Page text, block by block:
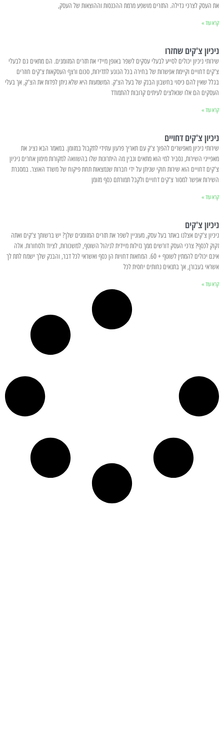
את העסק לצרכי גדילה. התזרים מושפע מרמת ההכנסות וההוצאות של העסק,
קרא עוד »
ניכיון צ'קים שחזרו
שירותי ניכיון יכולים לסייע לבעלי עסקים לשפר באופן מיידי את תזרים המזומנים. הם מתאים גם לבעלי
צ'קים דחויים וקיימת אפשרות של בחירה בכל הנוגע לתדירות, סכום ורצף העסקאות צ'קים חוזרים
בגלל שאין להם כיסוי בחשבון הבנק של בעל הצ'ק. המשמעות היא שלא ניתן לפדות את הצ'ק, אך בעלי
העסקים הם אלו שנאלצים לעיתים קרובות להתמודד
קרא עוד »
ניכיון צ'קים דחויים
שירותי ניכיון מאפשרים להפוך צ'ק עם תאריך פרעון עתידי לתקבול במזומן. במאמר הבא נציג את
מאפייני השירות, נסביר למי הוא מתאים ונבין מה היתרונות שלו בהשוואה למקורות מימון אחרים ניכיון
צ'קים דחויים הוא שירות חוקי שניתן על ידי חברות שנמצאות תחת פיקוח של משרד האוצר. במסגרת
השירות אפשר למסור צ'קים דחויים ולקבל תמורתם כסף מזומן
קרא עוד »
ניכיון צ'קים
ניכיון צ'קים אצלנו באתר בעל עסק, מעוניין לשפר את תזרים המזומנים שלך? יש ברשותך צ'קים ואתה
זקוק לכסף? צרכי העסק דורשים ממך נזילות מיידית לניהול השוטף, למשכורות, לציוד ולסחורות. אלה
אינם יכולים להמתין לשוטף + 60. המחאות דחויות הן כסף ואשראי לכל דבר, והבנק שלך ישמח לתת לך
אשראי בעבורן, אך בתנאים נחותים יחסית לכל
קרא עוד »